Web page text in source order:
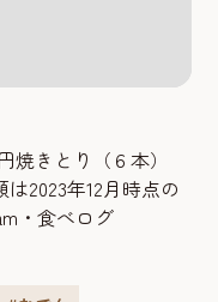
焼きとり（６本）
2023年12月時点の
・食べログ